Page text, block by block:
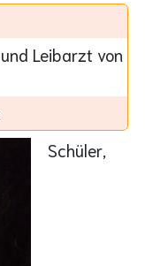
Leibarzt von
Schüler,